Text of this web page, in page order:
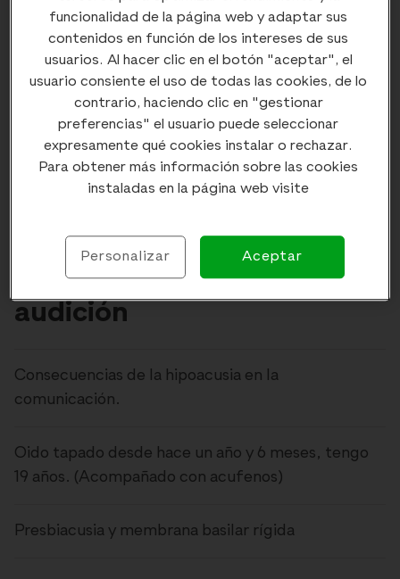
Más sobre Pérdida de
audición
Consecuencias de la hipoacusia en la
comunicación.
Oido tapado desde hace un año y 6 meses, tengo
19 años. (Acompañado con acufenos)
Presbiacusia y membrana basilar rígida
Las posibilidades y tipos de traumatismos craneales
es prácticamente infinita, por lo que las posibilidades
En los traumatismos craneoencefálicos graves en
ocasiones priman las lesiones neurológicas y el posible
coma, quedando la hipoacusia en un segundo plano y
diagnosticándose más tarde.
funcionalidad de la página web y adaptar sus
contenidos en función de los intereses de sus
usuarios. Al hacer clic en el botón "aceptar", el
usuario consiente el uso de todas las cookies, de lo
contrario, haciendo clic en "gestionar
preferencias" el usuario puede seleccionar
expresamente qué cookies instalar o rechazar.
Para obtener más información sobre las cookies
instaladas en la página web visite
Personalizar Aceptar